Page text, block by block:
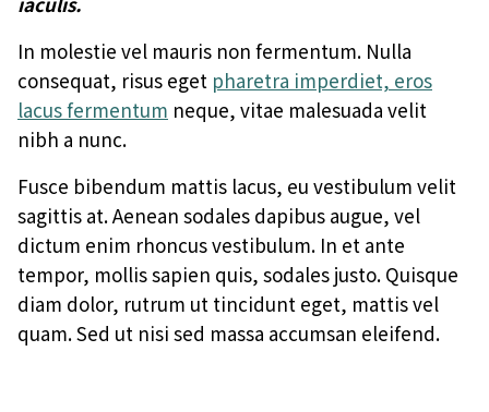
In molestie vel mauris non fermentum. Nulla
consequat, risus eget pharetra imperdiet, eros
lacus fermentum neque, vitae malesuada velit
nibh a nunc.
Fusce bibendum mattis lacus, eu vestibulum velit
sagittis at. Aenean sodales dapibus augue, vel
dictum enim rhoncus vestibulum. In et ante
tempor, mollis sapien quis, sodales justo. Quisque
diam dolor, rutrum ut tincidunt eget, mattis vel
quam. Sed ut nisi sed massa accumsan eleifend.